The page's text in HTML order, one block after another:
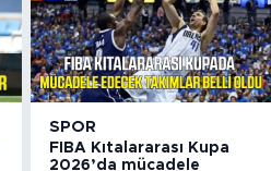
SPOR
FIBA Kıtalararası Kupa
2026’da mücadele